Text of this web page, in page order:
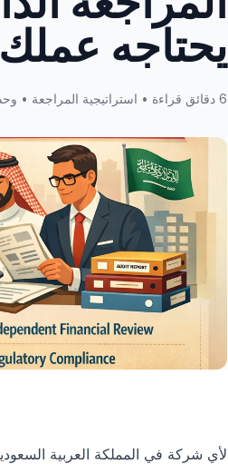
يحتاجه
6 دقائق قراءة • استراتيجية المراجعة • وحدة معالجة الإخراج السعودية
لأي شركة في المملكة العربية